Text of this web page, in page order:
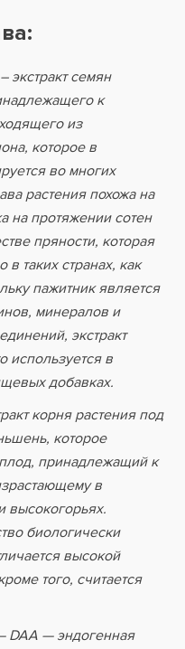
экстракт семян
к
из
которое в
во многих
растения похожа на
на протяжении сотен
пряности, которая
таких странах, как
пажитник является
минералов и
экстракт
используется в
добавках.
корня растения под
которое
принадлежащий к
в
высокогорьях.
биологически
высокой
того, считается
DAA — эндогенная